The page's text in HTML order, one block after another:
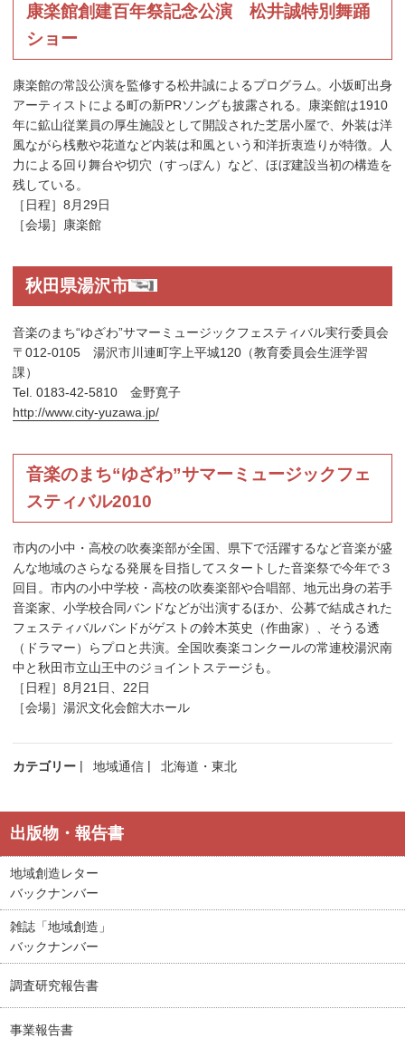
康楽館創建百年祭記念公演 松井誠特別舞踊
ショー
康楽館の常設公演を監修する松井誠によるプログラム。小坂町出身
アーティストによる町の新PRソングも披露される。康楽館は1910
年に鉱山従業員の厚生施設として開設された芝居小屋で、外装は洋
風ながら桟敷や花道など内装は和風という和洋折衷造りが特徴。人
力による回り舞台や切穴（すっぽん）など、ほぼ建設当初の構造を
残している。
［日程］8月29日
［会場］康楽館
秋田県湯沢市
音楽のまち“ゆざわ”サマーミュージックフェスティバル実行委員会
〒012-0105 湯沢市川連町字上平城120（教育委員会生涯学習
課）
Tel. 0183-42-5810 金野寛子
http://www.city-yuzawa.jp/
音楽のまち“ゆざわ”サマーミュージックフェ
スティバル2010
市内の小中・高校の吹奏楽部が全国、県下で活躍するなど音楽が盛
んな地域のさらなる発展を目指してスタートした音楽祭で今年で３
回目。市内の小中学校・高校の吹奏楽部や合唱部、地元出身の若手
音楽家、小学校合同バンドなどが出演するほか、公募で結成された
フェスティバルバンドがゲストの鈴木英史（作曲家）、そうる透
（ドラマー）らプロと共演。全国吹奏楽コンクールの常連校湯沢南
中と秋田市立山王中のジョイントステージも。
［日程］8月21日、22日
［会場］湯沢文化会館大ホール
カテゴリー 地域通信 北海道・東北
出版物・報告書
地域創造レター
バックナンバー
雑誌「地域創造」
バックナンバー
調査研究報告書
事業報告書